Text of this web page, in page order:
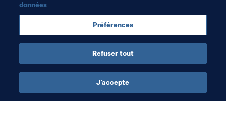
Coupe du Monde Féminine de la FIFA 2023
Australia AFC New Zealand OFC
données
Préférences
Refuser tout
J’accepte